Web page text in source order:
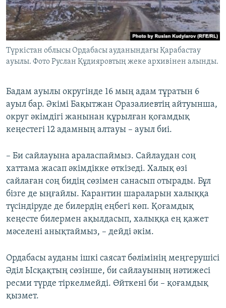
Түркістан облысы Ордабасы ауданындағы Қарабастау
ауылы. Фото Руслан Құдияровтың жеке архивінен алынды.
Бадам ауылы округінде 16 мың адам тұратын 6
ауыл бар. Әкімі Бақытжан Оразалиевтің айтуынша,
округ әкімдігі жанынан құрылған қоғамдық
кеңестегі 12 адамның алтауы – ауыл биі.
– Би сайлауына араласпаймыз. Сайлаудан соң
хаттама жасап әкімдікке өткізеді. Халық өзі
сайлаған соң бидің сөзімен санасып отырады. Бұл
бізге де ыңғайлы. Карантин шараларын халыққа
түсіндіруде де билердің еңбегі көп. Қоғамдық
кеңесте билермен ақылдасып, халыққа ең қажет
мәселені анықтаймыз, – дейді әкім.
Ордабасы ауданы ішкі саясат бөлімінің меңгерушісі
Әділ Ысқақтың сөзінше, би сайлауының нәтижесі
ресми түрде тіркелмейді. Өйткені би – қоғамдық
қызмет.